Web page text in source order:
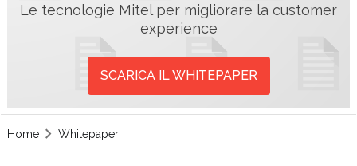
Le tecnologie Mitel per migliorare la customer
experience
SCARICA IL WHITEPAPER
Home Whitepaper